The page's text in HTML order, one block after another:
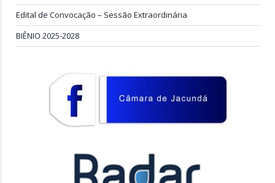
Edital de Convocação – Sessão Extraordinária
BIÊNIO 2025-2028